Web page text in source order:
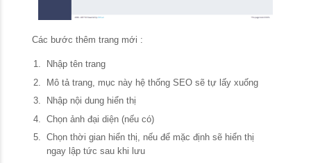
Các bước thêm trang mới :
Nhập tên trang
Mô tả trang, mục này hệ thống SEO sẽ tự lấy xuống
Nhập nội dung hiển thị
Chọn ảnh đại diện (nếu có)
Chọn thời gian hiển thị, nếu để mặc định sẽ hiển thị
ngay lập tức sau khi lưu